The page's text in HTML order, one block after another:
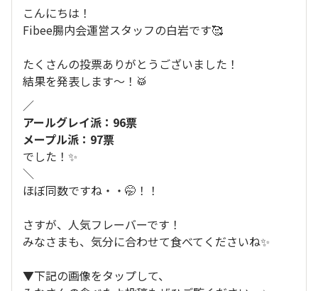
こんにちは！
Fibee腸内会運営スタッフの白岩です🥰
たくさんの投票ありがとうございました！
結果を発表します〜！🥁
／
アールグレイ派：96票
メープル派：97票
でした！✨
＼
ほぼ同数ですね・・🤭！！
さすが、人気フレーバーです！
みなさまも、気分に合わせて食べてくださいね✨
▼下記の画像をタップして、